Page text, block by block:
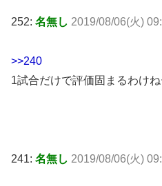
252: 名無し 2019/08/06(火)
>>240
1試合だけで評価固まるわけ
241: 名無し 2019/08/06(火)